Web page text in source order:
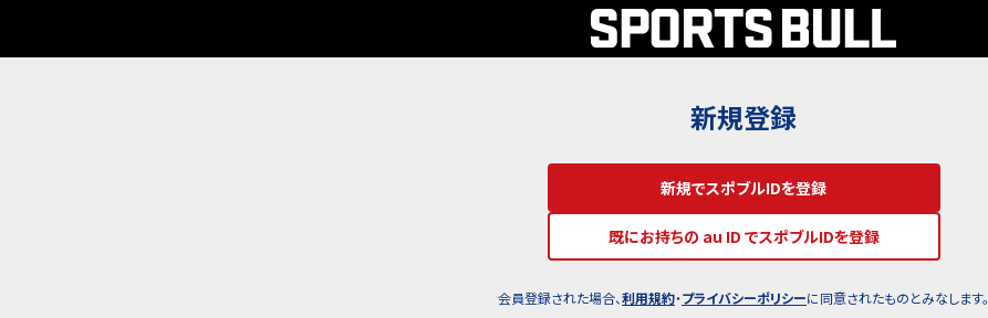
新規登録
新規でスポブルIDを登録
既にお持ちの au ID でスポブルIDを登録
会員登録された場合、利用規約・プライバシーポリシーに同意されたものとみなします。